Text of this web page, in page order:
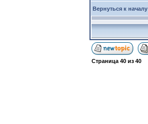
Вернуться к началу
Страница 40 из 40